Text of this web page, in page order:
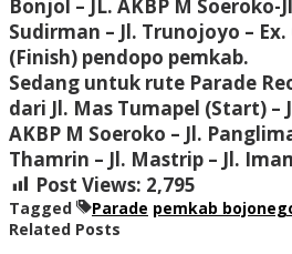
Bonjol – JL. AKBP M Soeroko-
Sudirman – Jl. Trunojoyo – Ex.
(Finish) pendopo pemkab.
Sedang untuk rute Parade
dari Jl. Mas Tumapel (Start) –
AKBP M Soeroko – Jl.
Thamrin – Jl. Mastrip – Jl.
Post Views: 2,795
Tagged Parade pemkab
Related Posts